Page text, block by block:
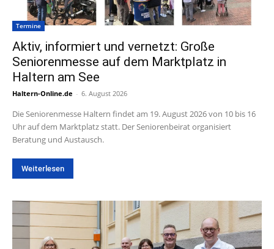
Termine
Aktiv, informiert und vernetzt: Große
Seniorenmesse auf dem Marktplatz in
Haltern am See
Haltern-Online.de - 6. August 2026
Die Seniorenmesse Haltern findet am 19. August 2026 von 10 bis 16
Uhr auf dem Marktplatz statt. Der Seniorenbeirat organisiert
Beratung und Austausch.
Weiterlesen